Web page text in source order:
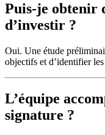
Puis-je obtenir
d’investir ?
Oui. Une étude
objectifs et d’identifier
L’équipe
signature ?